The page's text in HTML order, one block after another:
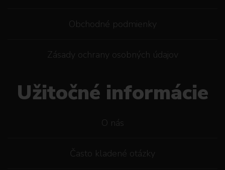
Obchodné podmienky
Zásady ochrany osobných údajov
Užitočné informácie
O nás
Často kladené otázky